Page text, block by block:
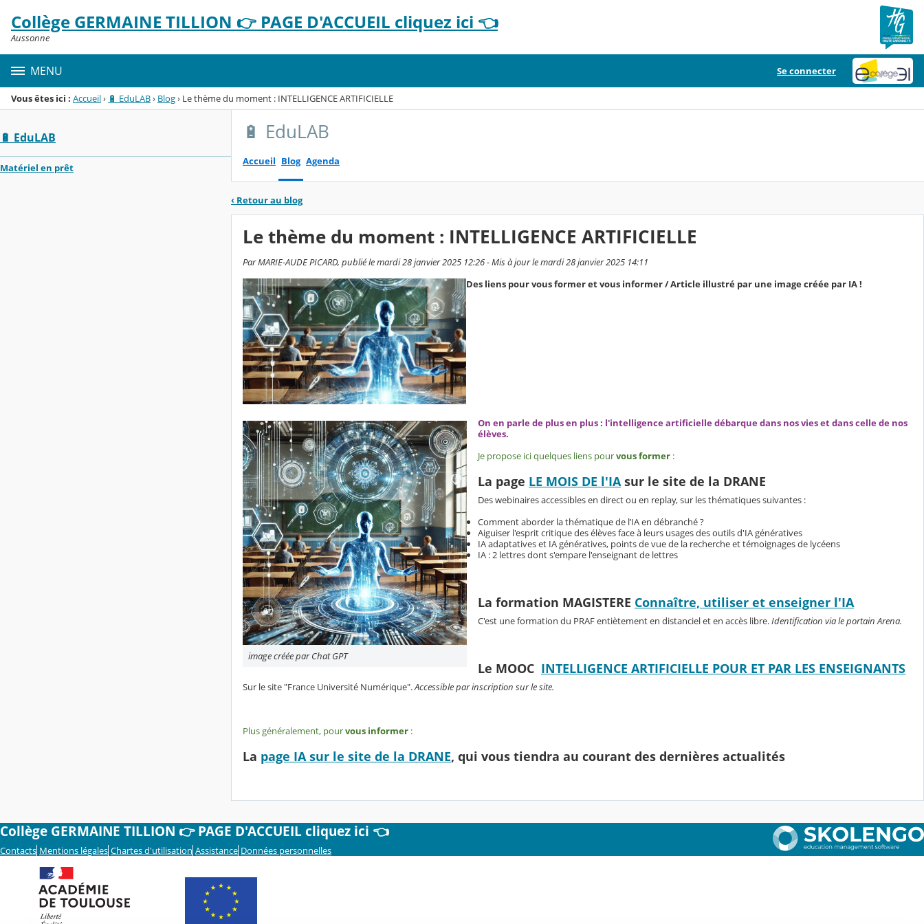
Menu de la rubrique
Contenu
Collège GERMAINE TILLION 👉 PAGE D'ACCUEIL cliquez ici 👈
Aussonne
MENU Se connecter
Vous êtes ici : Accueil› 🔋 EduLAB› Blog› Le thème du moment : INTELLIGENCE ARTIFICIELLE
🔋 EduLAB
Matériel en prêt
🔋 EduLAB
Accueil Blog Agenda
‹ Retour au blog
Le thème du moment : INTELLIGENCE ARTIFICIELLE
Par MARIE-AUDE PICARD, publié le mardi 28 janvier 2025 12:26 - Mis à jour le mardi 28 janvier 2025 14:11
Des liens pour vous former et vous informer / Article illustré par une image créée par IA !
image créée par Chat GPT
On en parle de plus en plus : l'intelligence artificielle débarque dans nos vies et dans celle de nos
élèves.
Je propose ici quelques liens pourvous former :
La page LE MOIS DE l'IAsur le site de la DRANE
Des webinaires accessibles en direct ou en replay, sur les thématiques suivantes :
Comment aborder la thématique de l’IA en débranché ?
Aiguiser l'esprit critique des élèves face à leurs usages des outils d'IA génératives
IA adaptatives et IA génératives, points de vue de la recherche et témoignages de lycéens
IA : 2 lettres dont s'empare l'enseignant de lettres
La formation MAGISTERE Connaître, utiliser et enseigner l'IA
C'est une formation du PRAF entiètement en distanciel et en accès libre.Identification via le portain Arena.
Le MOOC INTELLIGENCE ARTIFICIELLE POUR ET PAR LES ENSEIGNANTS
Sur le site "France Université Numérique".Accessible par inscription sur le site.
Plus généralement, pourvous informer :
La page IA sur le site de la DRANE, qui vous tiendra au courant des dernières actualités
Collège GERMAINE TILLION 👉 PAGE D'ACCUEIL cliquez ici 👈
Contacts Mentions légales Chartes d'utilisation Assistance Données personnelles